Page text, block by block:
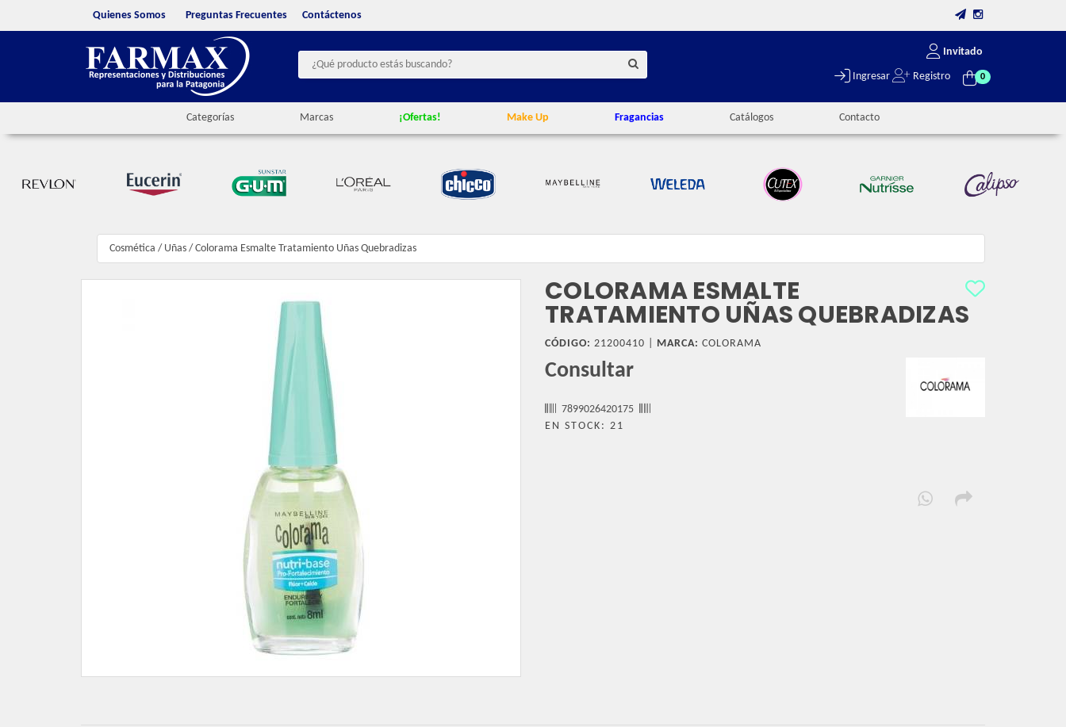
Quienes Somos Preguntas Frecuentes Contáctenos
Invitado
Ingresar Registro 0
Categorías Marcas ¡Ofertas! Make Up Fragancias Catálogos Contacto
Cosmética / Uñas / Colorama Esmalte Tratamiento Uñas Quebradizas
COLORAMA ESMALTE
TRATAMIENTO UÑAS QUEBRADIZAS
CÓDIGO: 21200410 | MARCA: COLORAMA
Consultar
7899026420175
EN STOCK: 21